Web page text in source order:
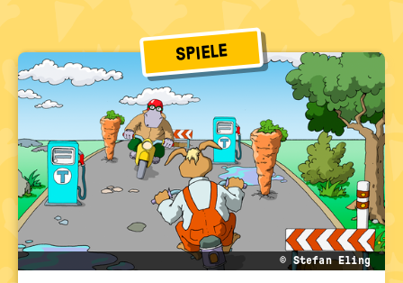
SPIELE
© Stefan Eling